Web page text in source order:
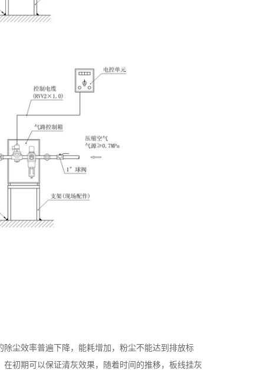
尘效率普遍下降，能耗增加，粉尘不能达到排放标
初期可以保证清灰效果，随着时间的推移，板线挂灰